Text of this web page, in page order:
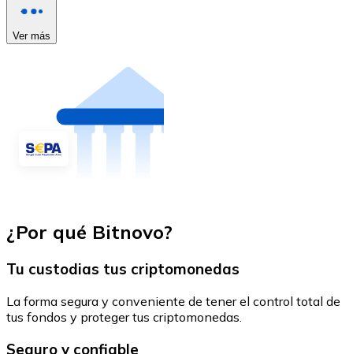
Ver más
¿Por qué Bitnovo?
Tu custodias tus criptomonedas
La forma segura y conveniente de tener el control total de
tus fondos y proteger tus criptomonedas.
Seguro y confiable